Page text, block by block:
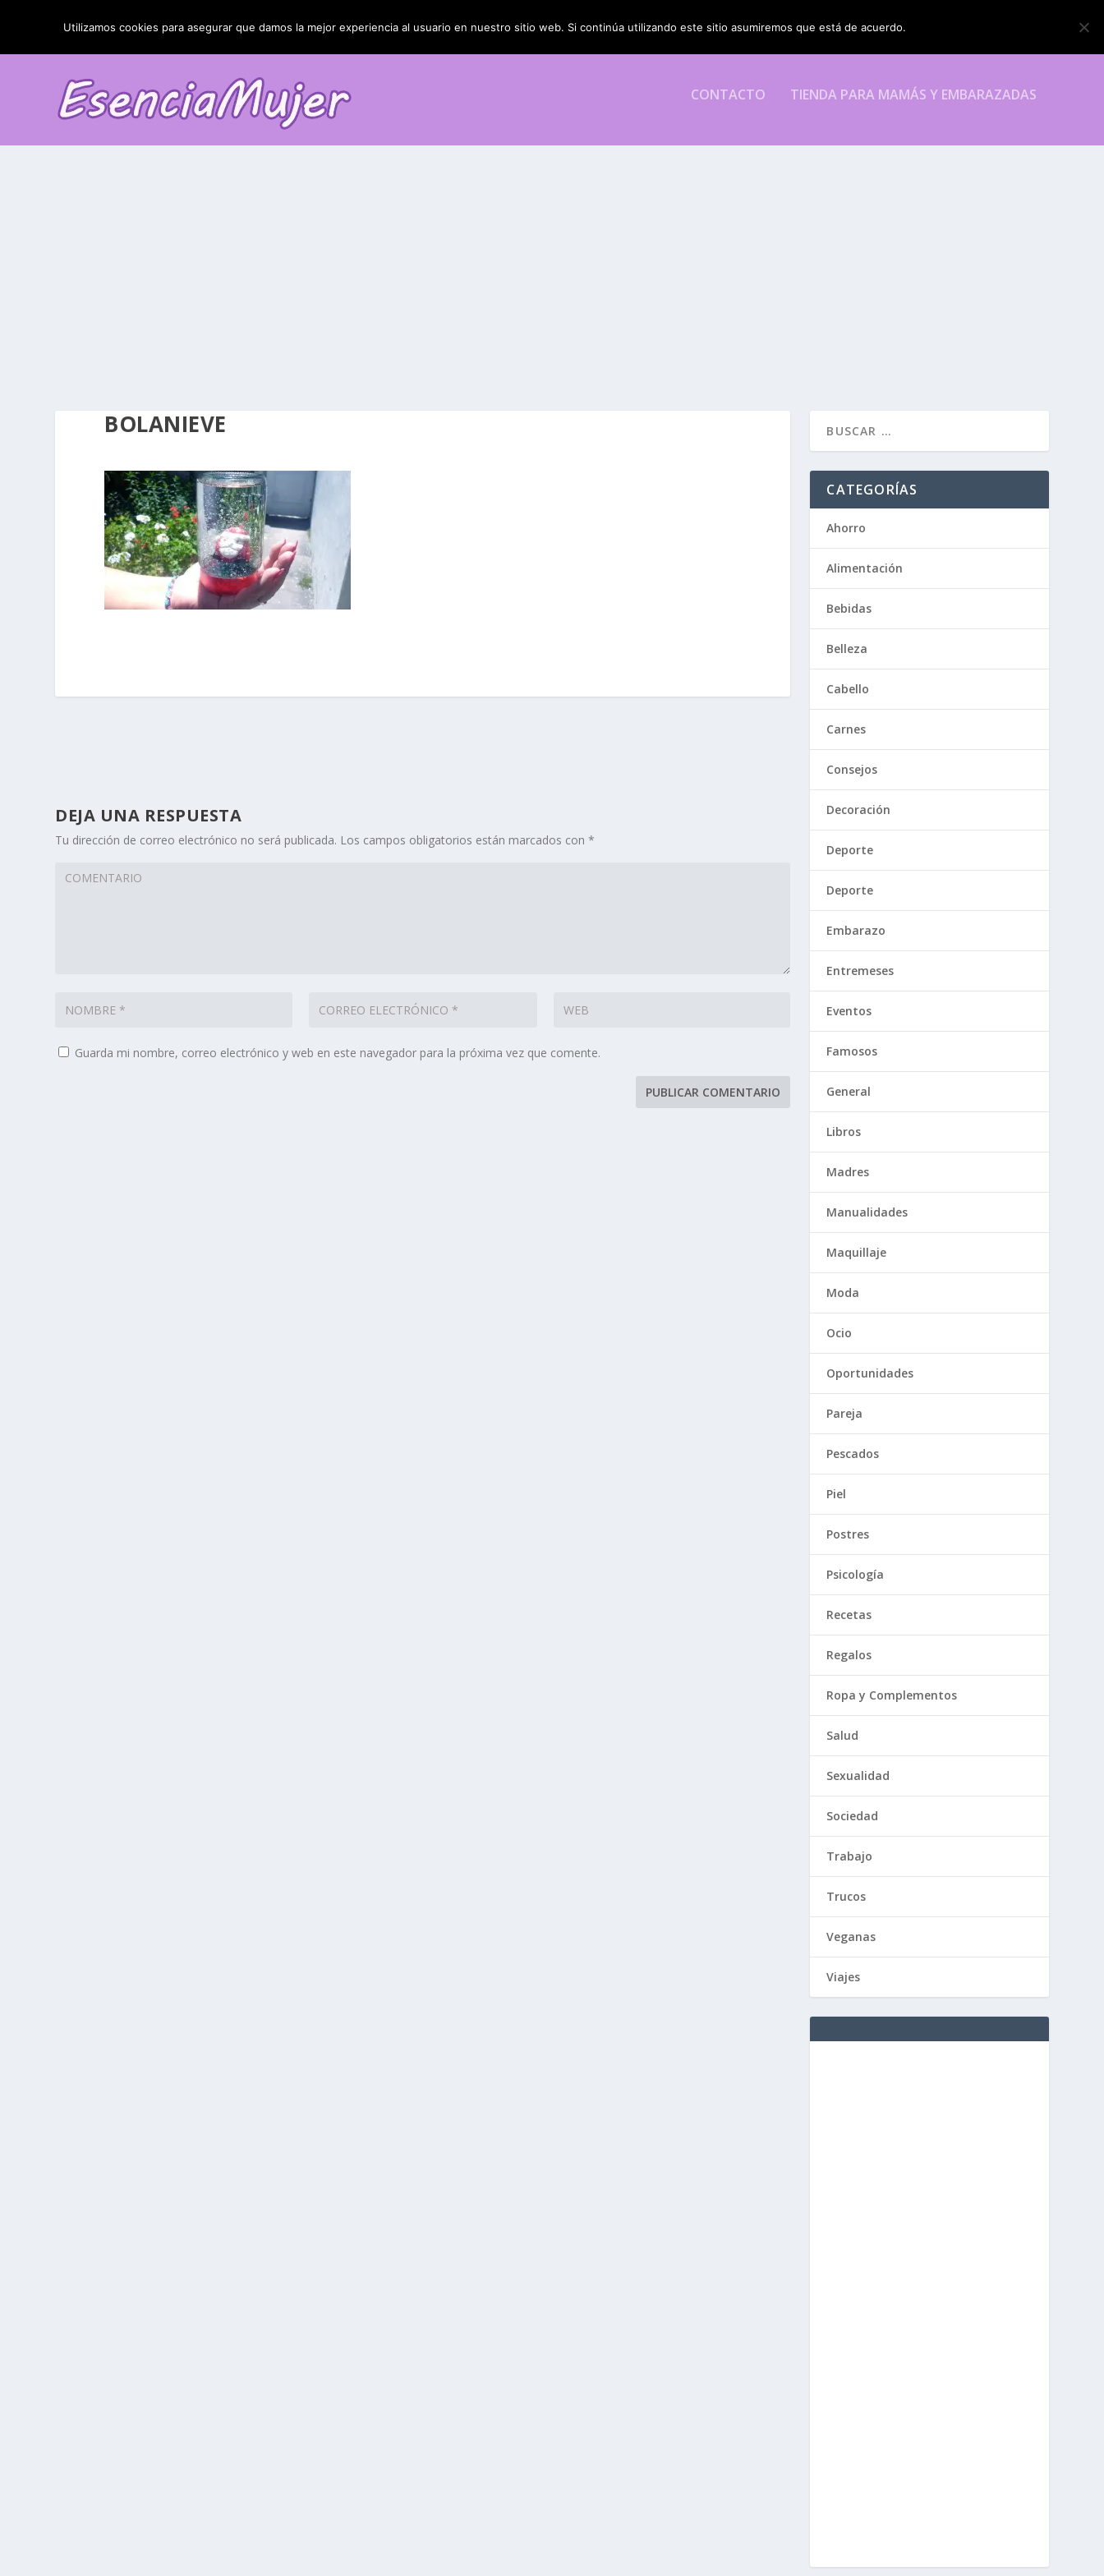
TENDENCIAS: La blefaroplastia y sus resultados
CONTACTO TIENDA PARA MAMÁS Y EMBARAZADAS
BOLANIEVE
DEJA UNA RESPUESTA
Tu dirección de correo electrónico no será publicada. Los campos obligatorios están marcados con*
Guarda mi nombre, correo electrónico y web en este navegador para la próxima vez que comente.
CATEGORÍAS
Ahorro
Alimentación
Bebidas
Belleza
Cabello
Carnes
Consejos
Decoración
Deporte
Deporte
Embarazo
Entremeses
Eventos
Famosos
General
Libros
Madres
Manualidades
Maquillaje
Moda
Ocio
Oportunidades
Pareja
Pescados
Piel
Postres
Psicología
Recetas
Regalos
Ropa y Complementos
Salud
Sexualidad
Sociedad
Trabajo
Trucos
Veganas
Viajes
Utilizamos cookies para asegurar que damos la mejor experiencia al usuario en nuestro sitio web. Si continúa utilizando este sitio asumiremos que está de acuerdo.